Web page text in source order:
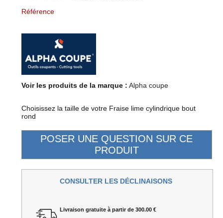
Référence
Voir les produits de la marque : Alpha coupe
Choisissez la taille de votre Fraise lime cylindrique bout
rond
CONSULTER LES DÉCLINAISONS
Livraison gratuite à partir de 300.00 €